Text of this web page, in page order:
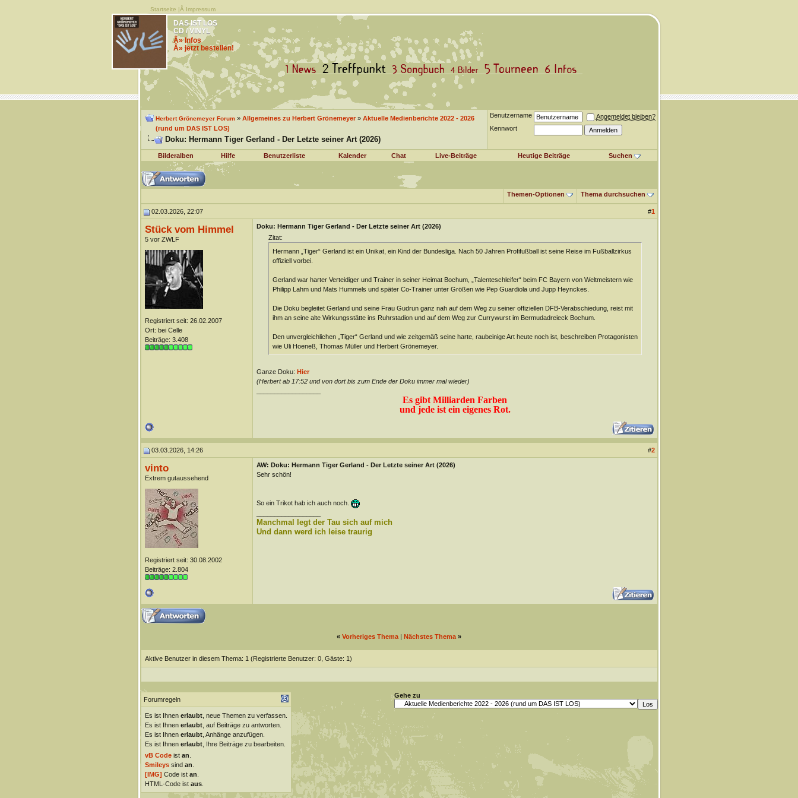
Startseite |Â Impressum
DAS IST LOS
CD / VINYL
Â» Infos
Â» jetzt bestellen!
Herbert Grönemeyer Forum» Allgemeines zu Herbert Grönemeyer» Aktuelle Medienberichte 2022 - 2026
(rund um DAS IST LOS)
Doku: Hermann Tiger Gerland - Der Letzte seiner Art (2026)
Benutzername
Angemeldet bleiben?
Kennwort
Bilderalben Hilfe Benutzerliste Kalender Chat Live-Beiträge Heutige Beiträge Suchen
Themen-Optionen Thema durchsuchen
02.03.2026, 22:07 #1
Stück vom Himmel
5 vor ZWLF
Registriert seit: 26.02.2007
Ort: bei Celle
Beiträge: 3.408
Doku: Hermann Tiger Gerland - Der Letzte seiner Art (2026)
Zitat:
Hermann „Tiger“ Gerland ist ein Unikat, ein Kind der Bundesliga. Nach 50 Jahren Profifußball ist seine Reise im Fußballzirkus
offiziell vorbei.
Gerland war harter Verteidiger und Trainer in seiner Heimat Bochum, „Talenteschleifer“ beim FC Bayern von Weltmeistern wie
Philipp Lahm und Mats Hummels und später Co-Trainer unter Größen wie Pep Guardiola und Jupp Heynckes.
Die Doku begleitet Gerland und seine Frau Gudrun ganz nah auf dem Weg zu seiner offiziellen DFB-Verabschiedung, reist mit
ihm an seine alte Wirkungsstätte ins Ruhrstadion und auf dem Weg zur Currywurst im Bermudadreieck Bochum.
Den unvergleichlichen „Tiger“ Gerland und wie zeitgemäß seine harte, raubeinige Art heute noch ist, beschreiben Protagonisten
wie Uli Hoeneß, Thomas Müller und Herbert Grönemeyer.
Ganze Doku: Hier
(Herbert ab 17:52 und von dort bis zum Ende der Doku immer mal wieder)
Es gibt Milliarden Farben
und jede ist ein eigenes Rot.
03.03.2026, 14:26 #2
vinto
Extrem gutaussehend
Registriert seit: 30.08.2002
Beiträge: 2.804
AW: Doku: Hermann Tiger Gerland - Der Letzte seiner Art (2026)
Sehr schön!
So ein Trikot hab ich auch noch.
Manchmal legt der Tau sich auf mich
Und dann werd ich leise traurig
« Vorheriges Thema | Nächstes Thema »
Aktive Benutzer in diesem Thema: 1 (Registrierte Benutzer: 0, Gäste: 1)
Forumregeln
Es ist Ihnen erlaubt, neue Themen zu verfassen.
Es ist Ihnen erlaubt, auf Beiträge zu antworten.
Es ist Ihnen erlaubt, Anhänge anzufügen.
Es ist Ihnen erlaubt, Ihre Beiträge zu bearbeiten.
vB Codeist an
Smileyssind an
[IMG] Code ist an
HTML-Code ist aus.
Gehe zu